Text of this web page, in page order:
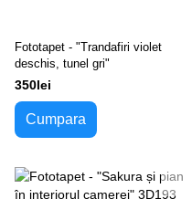
Fototapet - "Trandafiri violet
deschis, tunel gri"
350lei
Cumpara